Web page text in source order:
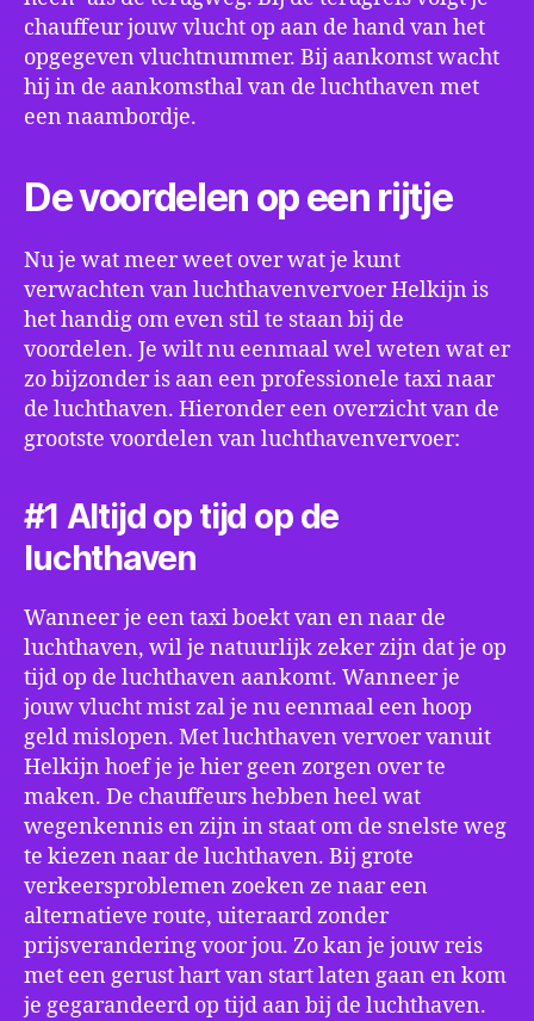
chauffeur jouw vlucht op aan de hand van het
opgegeven vluchtnummer. Bij aankomst wacht
hij in de aankomsthal van de luchthaven met
een naambordje.
De voordelen op een rijtje
Nu je wat meer weet over wat je kunt
verwachten van luchthavenvervoer Helkijn is
het handig om even stil te staan bij de
voordelen. Je wilt nu eenmaal wel weten wat er
zo bijzonder is aan een professionele taxi naar
de luchthaven. Hieronder een overzicht van de
grootste voordelen van luchthavenvervoer:
#1 Altijd op tijd op de
luchthaven
Wanneer je een taxi boekt van en naar de
luchthaven, wil je natuurlijk zeker zijn dat je op
tijd op de luchthaven aankomt. Wanneer je
jouw vlucht mist zal je nu eenmaal een hoop
geld mislopen. Met luchthaven vervoer vanuit
Helkijn hoef je je hier geen zorgen over te
maken. De chauffeurs hebben heel wat
wegenkennis en zijn in staat om de snelste weg
te kiezen naar de luchthaven. Bij grote
verkeersproblemen zoeken ze naar een
alternatieve route, uiteraard zonder
prijsverandering voor jou. Zo kan je jouw reis
met een gerust hart van start laten gaan en kom
je gegarandeerd op tijd aan bij de luchthaven.